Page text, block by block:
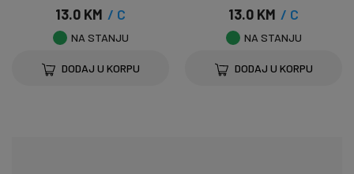
13.0 KM / C
NA STANJU
DODAJ U KORPU
13.0 KM / C
NA STANJU
DODAJ U KORPU